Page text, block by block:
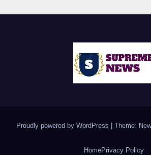
Proudly powered by WordPress | Theme:
HomePrivacy Policy